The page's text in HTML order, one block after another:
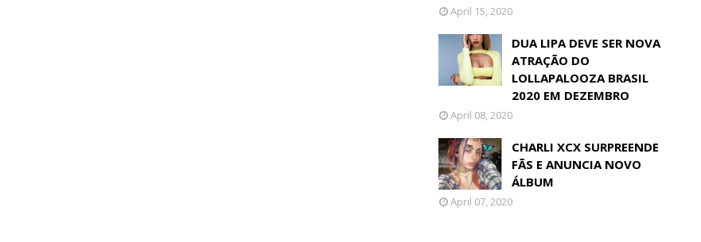
April 15, 2020
DUA LIPA DEVE SER NOVA
ATRAÇÃO DO
LOLLAPALOOZA BRASIL
2020 EM DEZEMBRO
April 08, 2020
CHARLI XCX SURPREENDE
FÃS E ANUNCIA NOVO
ÁLBUM
April 07, 2020